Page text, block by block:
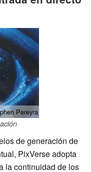
Pereyra
de generación de
PixVerse adopta
la continuidad de los